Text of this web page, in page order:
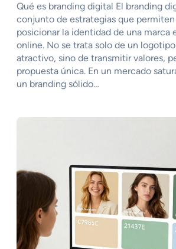
Qué es branding digital El branding
conjunto de estrategias que
posicionar la identidad de una marca
online. No se trata solo de un
atractivo, sino de transmitir valores,
propuesta única. En un mercado
un branding sólido…